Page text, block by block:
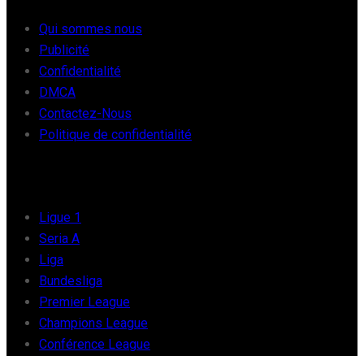
Qui sommes nous
Publicité
Confidentialité
DMCA
Contactez-Nous
Politique de confidentialité
Ligue 1
Seria A
Liga
Bundesliga
Premier League
Champions League
Conférence League